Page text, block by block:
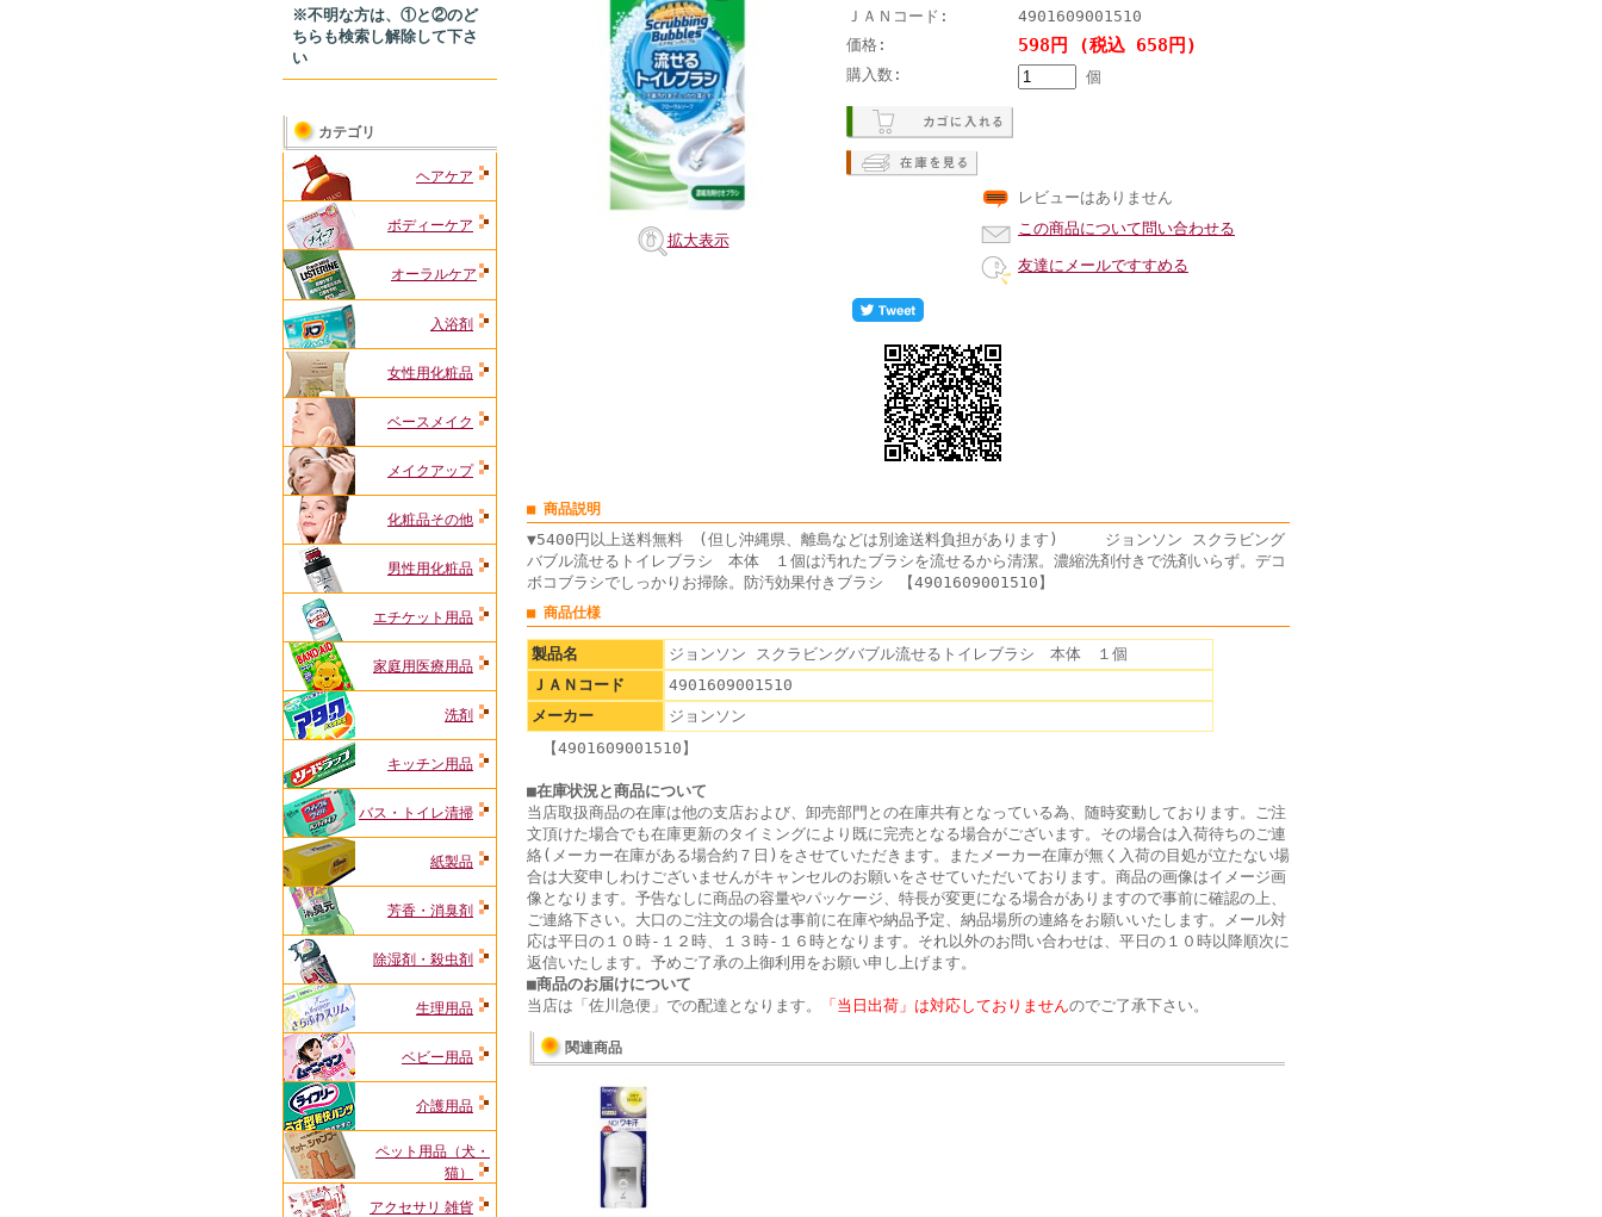
※不明な方は、①と②のど
ちらも検索し解除して下さ
い
カテゴリ
ヘアケア
ボディーケア
オーラルケア
入浴剤
女性用化粧品
ベースメイク
メイクアップ
化粧品その他
男性用化粧品
エチケット用品
家庭用医療用品
洗剤
キッチン用品
バス・トイレ清掃
紙製品
芳香・消臭剤
除湿剤・殺虫剤
生理用品
ベビー用品
介護用品
ペット用品（犬・
猫）
アクセサリ 雑貨
拡大表示
ＪＡＮコード:
4901609001510
価格:
598円 (税込 658円)
購入数: 個
レビューはありません
この商品について問い合わせる
友達にメールですすめる
■ 商品説明
▼5400円以上送料無料 (但し沖縄県、離島などは別途送料負担があります) ジョンソン スクラビング
バブル流せるトイレブラシ 本体 １個は汚れたブラシを流せるから清潔。濃縮洗剤付きで洗剤いらず。デコ
ボコブラシでしっかりお掃除。防汚効果付きブラシ 【4901609001510】
■ 商品仕様
製品名
ジョンソン スクラビングバブル流せるトイレブラシ 本体 １個
ＪＡＮコード
4901609001510
メーカー
ジョンソン
【4901609001510】
■在庫状況と商品について
当店取扱商品の在庫は他の支店および、卸売部門との在庫共有となっている為、随時変動しております。ご注
文頂けた場合でも在庫更新のタイミングにより既に完売となる場合がございます。その場合は入荷待ちのご連
絡(メーカー在庫がある場合約７日)をさせていただきます。またメーカー在庫が無く入荷の目処が立たない場
合は大変申しわけございませんがキャンセルのお願いをさせていただいております。商品の画像はイメージ画
像となります。予告なしに商品の容量やパッケージ、特長が変更になる場合がありますので事前に確認の上、
ご連絡下さい。大口のご注文の場合は事前に在庫や納品予定、納品場所の連絡をお願いいたします。メール対
応は平日の１０時-１２時、１３時-１６時となります。それ以外のお問い合わせは、平日の１０時以降順次に
返信いたします。予めご了承の上御利用をお願い申し上げます。
■商品のお届けについて
当店は「佐川急便」での配達となります。
「当日出荷」は対応しておりませんのでご了承下さい。
関連商品